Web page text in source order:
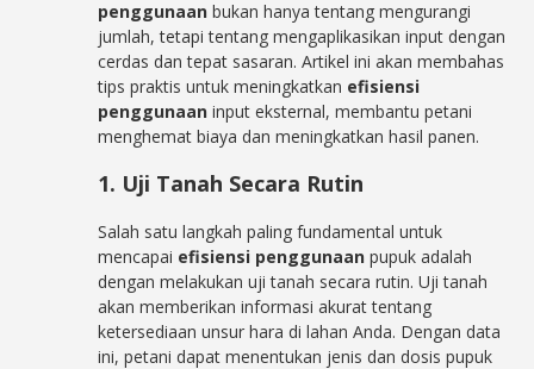
penggunaan bukan hanya tentang mengurangi
jumlah, tetapi tentang mengaplikasikan input dengan
cerdas dan tepat sasaran. Artikel ini akan membahas
tips praktis untuk meningkatkan efisiensi
penggunaan input eksternal, membantu petani
menghemat biaya dan meningkatkan hasil panen.
1. Uji Tanah Secara Rutin
Salah satu langkah paling fundamental untuk
mencapai efisiensi penggunaan pupuk adalah
dengan melakukan uji tanah secara rutin. Uji tanah
akan memberikan informasi akurat tentang
ketersediaan unsur hara di lahan Anda. Dengan data
ini, petani dapat menentukan jenis dan dosis pupuk